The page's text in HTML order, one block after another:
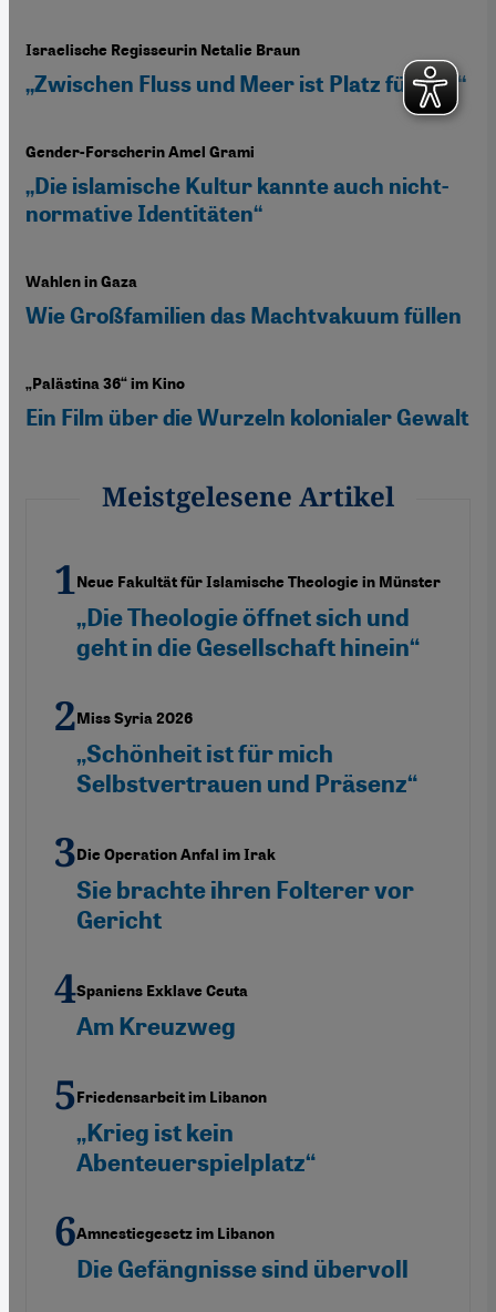
Israelische Regisseurin Netalie Braun
„Zwischen Fluss und Meer ist Platz für alle“
Gender-Forscherin Amel Grami
„Die islamische Kultur kannte auch nicht-
normative Identitäten“
Wahlen in Gaza
Wie Großfamilien das Machtvakuum füllen
„Palästina 36“ im Kino
Ein Film über die Wurzeln kolonialer Gewalt
Meistgelesene Artikel
Neue Fakultät für Islamische Theologie in Münster
„Die Theologie öffnet sich und
geht in die Gesellschaft hinein“
Miss Syria 2026
„Schönheit ist für mich
Selbstvertrauen und Präsenz“
Die Operation Anfal im Irak
Sie brachte ihren Folterer vor
Gericht
Spaniens Exklave Ceuta
Am Kreuzweg
Friedensarbeit im Libanon
„Krieg ist kein
Abenteuerspielplatz“
Amnestiegesetz im Libanon
Die Gefängnisse sind übervoll